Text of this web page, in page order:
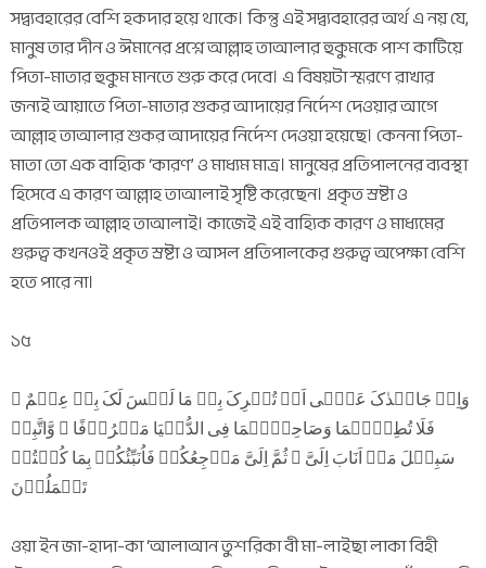
সদ্ব্যবহারের বেশি হকদার হয়ে থাকে। কিন্তু এই সদ্ব্যবহারের অর্থ এ নয় যে,
মানুষ তার দীন ও ঈমানের প্রশ্নে আল্লাহ তাআলার হুকুমকে পাশ কাটিয়ে
পিতা-মাতার হুকুম মানতে শুরু করে দেবে। এ বিষয়টা স্মরণে রাখার
জন্যই আয়াতে পিতা-মাতার শুকর আদায়ের নির্দেশ দেওয়ার আগে
আল্লাহ তাআলার শুকর আদায়ের নির্দেশ দেওয়া হয়েছে। কেননা পিতা-
মাতা তো এক বাহ্যিক ‘কারণ’ ও মাধ্যম মাত্র। মানুষের প্রতিপালনের ব্যবস্থা
হিসেবে এ কারণ আল্লাহ তাআলাই সৃষ্টি করেছেন। প্রকৃত স্রষ্টা ও
প্রতিপালক আল্লাহ তাআলাই। কাজেই এই বাহ্যিক কারণ ও মাধ্যমের
গুরুত্ব কখনওই প্রকৃত স্রষ্টা ও আসল প্রতিপালকের গুরুত্ব অপেক্ষা বেশি
হতে পারে না।
১৫
وَاِنۡ جَاہَدٰکَ عَلٰۤی اَنۡ تُشۡرِکَ بِیۡ مَا لَیۡسَ لَکَ بِہٖ عِلۡمٌ ۙ
فَلَا تُطِعۡہُمَا وَصَاحِبۡہُمَا فِی الدُّنۡیَا مَعۡرُوۡفًا ۫ وَّاتَّبِعۡ
سَبِیۡلَ مَنۡ اَنَابَ اِلَیَّ ۚ ثُمَّ اِلَیَّ مَرۡجِعُکُمۡ فَاُنَبِّئُکُمۡ بِمَا کُنۡتُمۡ
تَعۡمَلُوۡنَ
ওয়া ইন জা-হাদা-কা ‘আলাআন তুশরিকা বী মা-লাইছা লাকা বিহী